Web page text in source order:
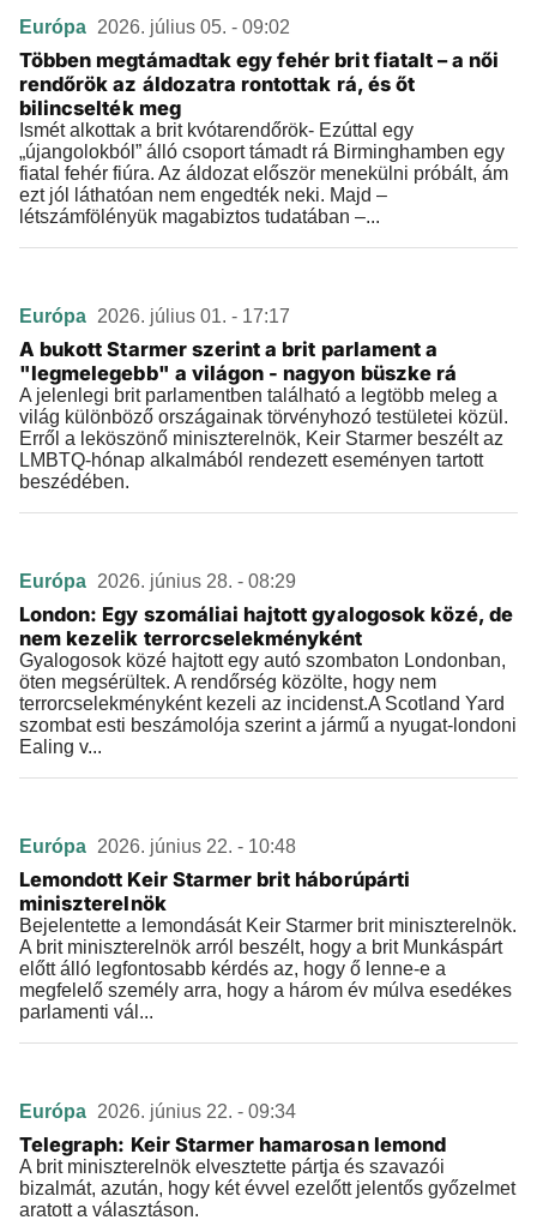
Európa 2026. július 05. - 09:02
Többen megtámadtak egy fehér brit fiatalt – a női
rendőrök az áldozatra rontottak rá, és őt
bilincselték meg
Ismét alkottak a brit kvótarendőrök- Ezúttal egy
„újangolokból” álló csoport támadt rá Birminghamben egy
fiatal fehér fiúra. Az áldozat először menekülni próbált, ám
ezt jól láthatóan nem engedték neki. Majd –
létszámfölényük magabiztos tudatában –...
Európa 2026. július 01. - 17:17
A bukott Starmer szerint a brit parlament a
"legmelegebb" a világon - nagyon büszke rá
A jelenlegi brit parlamentben található a legtöbb meleg a
világ különböző országainak törvényhozó testületei közül.
Erről a leköszönő miniszterelnök, Keir Starmer beszélt az
LMBTQ-hónap alkalmából rendezett eseményen tartott
beszédében.
Európa 2026. június 28. - 08:29
London: Egy szomáliai hajtott gyalogosok közé, de
nem kezelik terrorcselekményként
Gyalogosok közé hajtott egy autó szombaton Londonban,
öten megsérültek. A rendőrség közölte, hogy nem
terrorcselekményként kezeli az incidenst.A Scotland Yard
szombat esti beszámolója szerint a jármű a nyugat-londoni
Ealing v...
Európa 2026. június 22. - 10:48
Lemondott Keir Starmer brit háborúpárti
miniszterelnök
Bejelentette a lemondását Keir Starmer brit miniszterelnök.
A brit miniszterelnök arról beszélt, hogy a brit Munkáspárt
előtt álló legfontosabb kérdés az, hogy ő lenne-e a
megfelelő személy arra, hogy a három év múlva esedékes
parlamenti vál...
Európa 2026. június 22. - 09:34
Telegraph: Keir Starmer hamarosan lemond
A brit miniszterelnök elvesztette pártja és szavazói
bizalmát, azután, hogy két évvel ezelőtt jelentős győzelmet
aratott a választáson.